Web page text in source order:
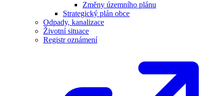
Změny územního plánu
Strategický plán obce
Odpady, kanalizace
Životní situace
Registr oznámení